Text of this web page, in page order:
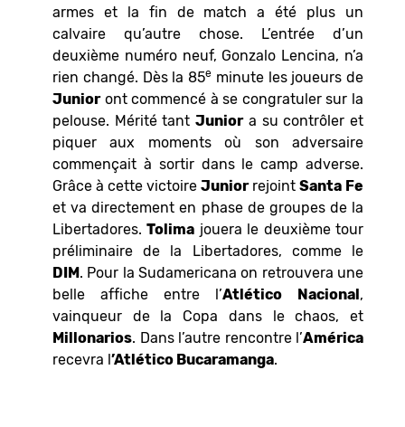
armes et la fin de match a été plus un
calvaire qu’autre chose. L’entrée d’un
deuxième numéro neuf, Gonzalo Lencina, n’a
rien changé. Dès la 85e minute les joueurs de
Junioront commencé à se congratuler sur la
pelouse. Mérité tantJuniora su contrôler et
piquer aux moments où son adversaire
commençait à sortir dans le camp adverse.
Grâce à cette victoire Juniorrejoint Santa Fe
et va directement en phase de groupes de la
Libertadores.Tolima jouera le deuxième tour
préliminaire de la Libertadores, comme le
DIM. Pour la Sudamericana on retrouvera une
belle affiche entre l’Atlético Nacional,
vainqueur de la Copa dans le chaos, et
Millonarios. Dans l’autre rencontre l’América
recevra l’Atlético Bucaramanga.